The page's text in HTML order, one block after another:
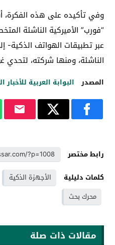
وفي تأكيده على هذه
“فورب” الأميركية الناشئة
عبر تطبيقات الهواتف
الناشئة، ومنها شركته،
المصدر البوابة العربية للأخبار
رابط مختصر
كلمات دليلية
الأجهزة الذكية
محرك بحث
مقالات ذات صلة